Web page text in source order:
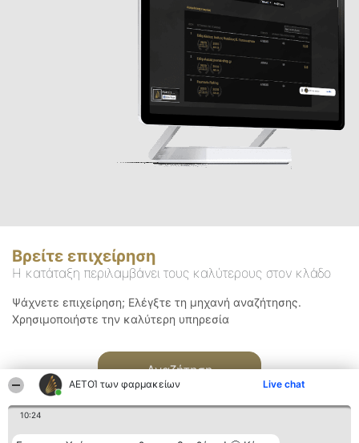
ΑΕΤΟΊ των φαρμακείων Live chat
10:24
Βρείτε επιχείρηση
Η κατάταξη περιλαμβάνει τους καλύτερους στον κλάδο
Ψάχνετε επιχείρηση; Ελέγξτε τη μηχανή αναζήτησης.
Χρησιμοποιήστε την καλύτερη υπηρεσία
Αναζήτηση